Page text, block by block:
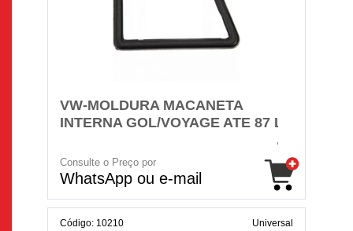
VW-MOLDURA MACANETA
INTERNA GOL/VOYAGE ATE 87 LD
Consulte o Preço por
WhatsApp ou e-mail
Código: 10210 Universal